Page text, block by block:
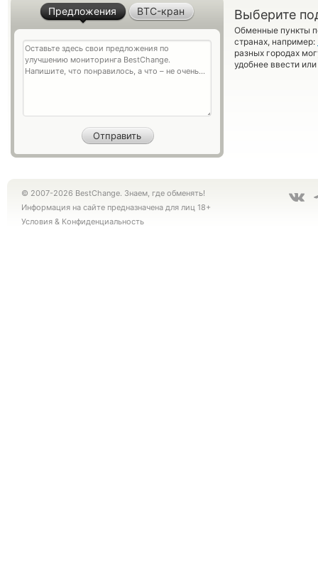
Выберите
Обменные пункты
странах, например:
разных городах
удобнее ввести
Предложения BTC-кран
© 2007-2026 BestChange. Знаем, где обменять!
Информация на сайте предназначена для лиц 18+
Условия & Конфиденциальность